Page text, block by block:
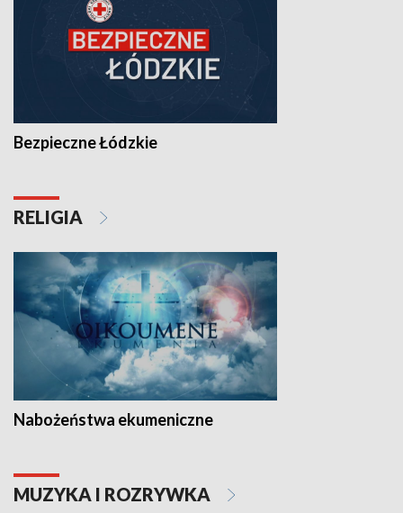
Bezpieczne Łódzkie
RELIGIA
Nabożeństwa ekumeniczne
MUZYKA I ROZRYWKA